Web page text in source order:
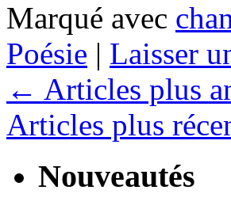
Marqué avec
Poésie | Laisser
← Articles plus
Articles plus
Nouveautés